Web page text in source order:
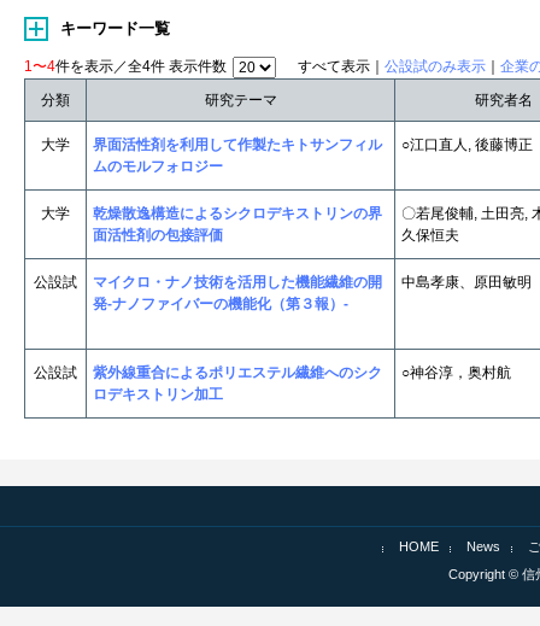
キーワード一覧
1〜4件を表示／全4件 表示件数 すべて表示｜ 公設試のみ表示
企業
分類
研究テーマ 研究者名
大学
界面活性剤を利用して作製たキトサンフィル
ムのモルフォロジー
○江口直人, 後藤博正
大学
乾燥散逸構造によるシクロデキストリンの界
面活性剤の包接評価
〇若尾俊輔, 土田亮,
久保恒夫
公設試
マイクロ・ナノ技術を活用した機能繊維の開
発-ナノファイバーの機能化（第３報）-
中島孝康、原田敏明
公設試
紫外線重合によるポリエステル繊維へのシク
ロデキストリン加工
○神谷淳，奥村航
HOME News
Copyright © 信